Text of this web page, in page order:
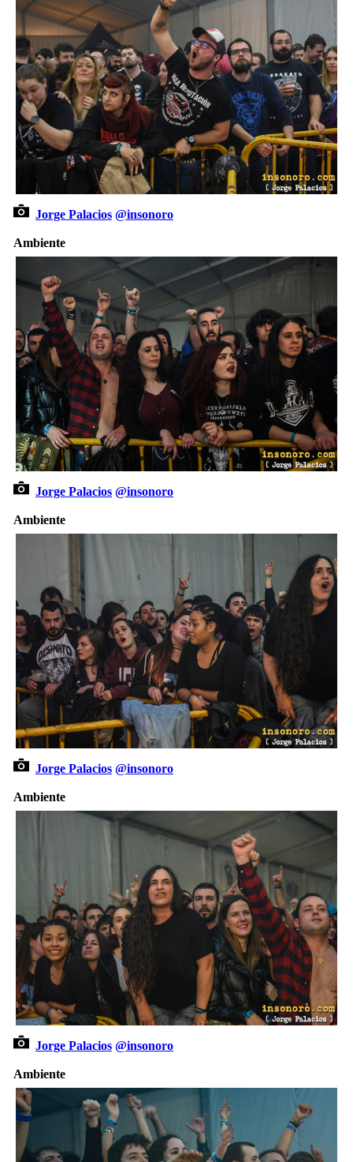
Jorge Palacios @insonoro
Ambiente
Jorge Palacios @insonoro
Ambiente
Jorge Palacios @insonoro
Ambiente
Jorge Palacios @insonoro
Ambiente